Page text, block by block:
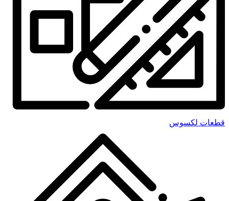
قطعات لکسوس